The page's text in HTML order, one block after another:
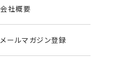
会社概要
メールマガジン登録